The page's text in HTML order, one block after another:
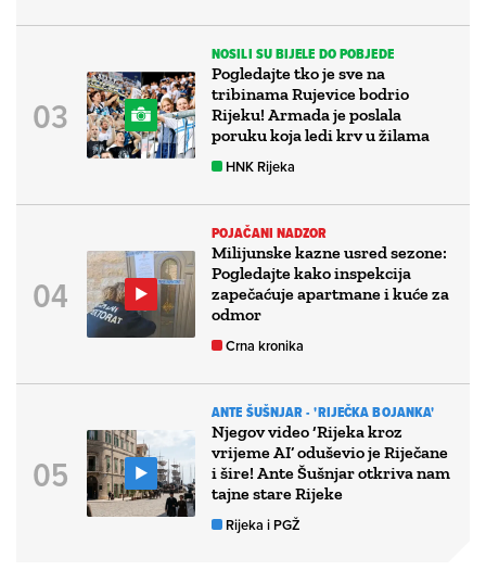
NOSILI SU BIJELE DO POBJEDE
Pogledajte tko je sve na
tribinama Rujevice bodrio
Rijeku! Armada je poslala
poruku koja ledi krv u žilama
HNK Rijeka
POJAČANI NADZOR
Milijunske kazne usred sezone:
Pogledajte kako inspekcija
zapečaćuje apartmane i kuće za
odmor
Crna kronika
ANTE ŠUŠNJAR - 'RIJEČKA BOJANKA'
Njegov video ‘Rijeka kroz
vrijeme AI’ oduševio je Riječane
i šire! Ante Šušnjar otkriva nam
tajne stare Rijeke
Rijeka i PGŽ